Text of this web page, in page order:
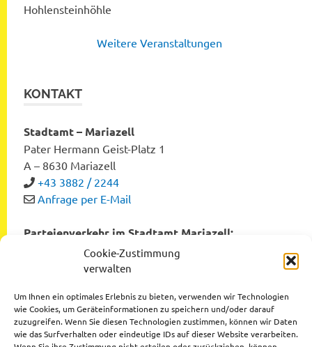
Cookie-Zustimmung
verwalten
Um Ihnen ein optimales Erlebnis zu bieten, verwenden wir Technologien
wie Cookies, um Geräteinformationen zu speichern und/oder darauf
zuzugreifen. Wenn Sie diesen Technologien zustimmen, können wir Daten
wie das Surfverhalten oder eindeutige IDs auf dieser Website verarbeiten.
Hohlensteinhöhle
Weitere Veranstaltungen
KONTAKT
Stadtamt – Mariazell
Pater Hermann Geist-Platz 1
A – 8630 Mariazell
+43 3882 / 2244
Anfrage per E-Mail
Parteienverkehr im Stadtamt Mariazell:
Montag bis Freitag von 8:00 bis 12:00 Uhr
Dienstag und Donnerstag von 12:00 bis 16:00 Uhr
Datenschutzerklärung